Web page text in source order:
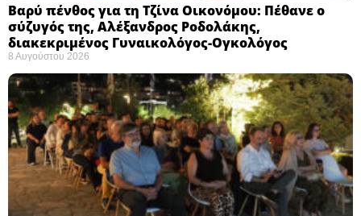
Βαρύ πένθος για τη Τζίνα Οικονόμου: Πέθανε ο
σύζυγός της, Αλέξανδρος Ροδολάκης,
διακεκριμένος Γυναικολόγος-Ογκολόγος
8 Αυγούστου 2026